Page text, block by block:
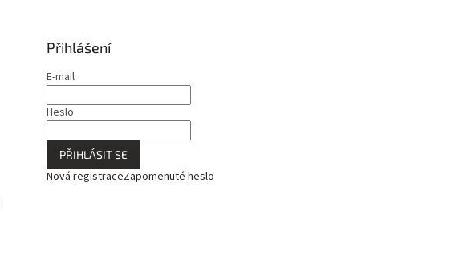
Přihlášení
E-mail
Heslo
PŘIHLÁSIT SE
Nová registraceZapomenuté heslo